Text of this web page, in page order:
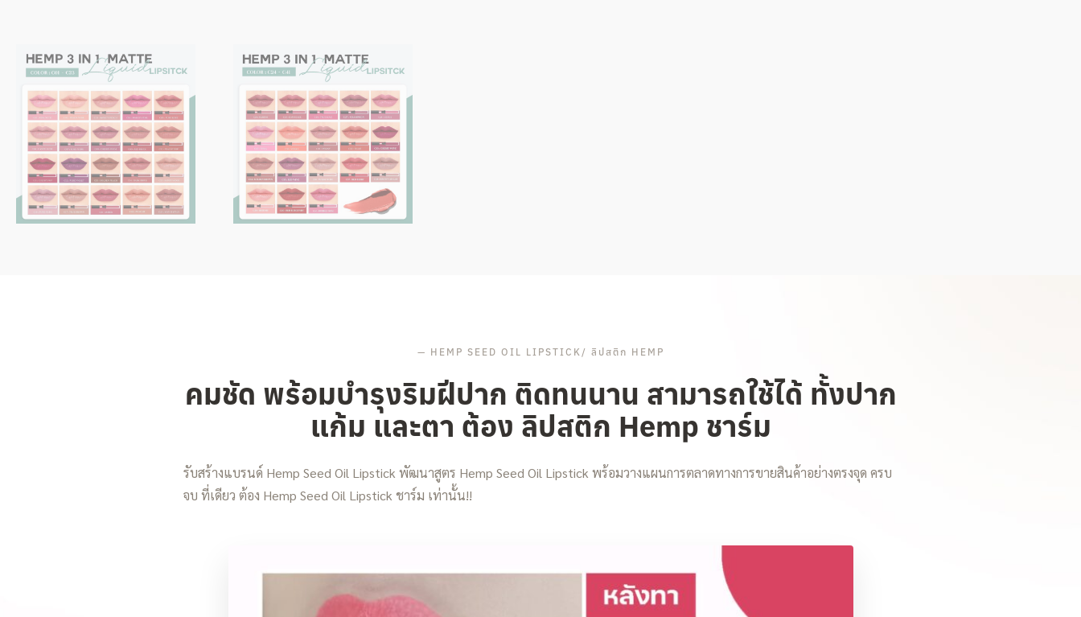
— HEMP SEED OIL LIPSTICK/ ลิปสติก HEMP
คมชัด พร้อมบำรุงริมฝีปาก ติดทนนาน สามารถใช้ได้ ทั้งปาก
แก้ม และตา ต้อง ลิปสติก Hemp ชาร์ม
รับสร้างแบรนด์ Hemp Seed Oil Lipstick พัฒนาสูตร Hemp Seed Oil Lipstick พร้อมวางแผนการตลาดทางการขายสินค้าอย่างตรงจุด ครบ
จบ ที่เดียว ต้อง Hemp Seed Oil Lipstick ชาร์ม เท่านั้น!!